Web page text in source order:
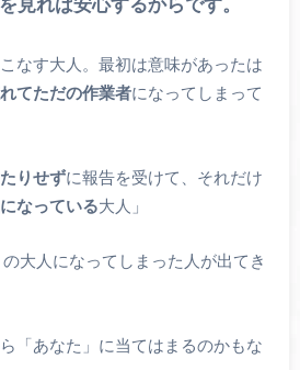
なす大人。最初は意味があったは
てただの作業者になってしまって
りせずに報告を受けて、それだけ
なっている大人」
大人になってしまった人が出てき
「あなた」に当てはまるのかもな